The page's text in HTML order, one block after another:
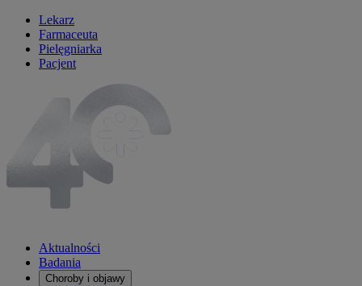
Lekarz
Farmaceuta
Pielęgniarka
Pacjent
Aktualności
Badania
Choroby i objawy